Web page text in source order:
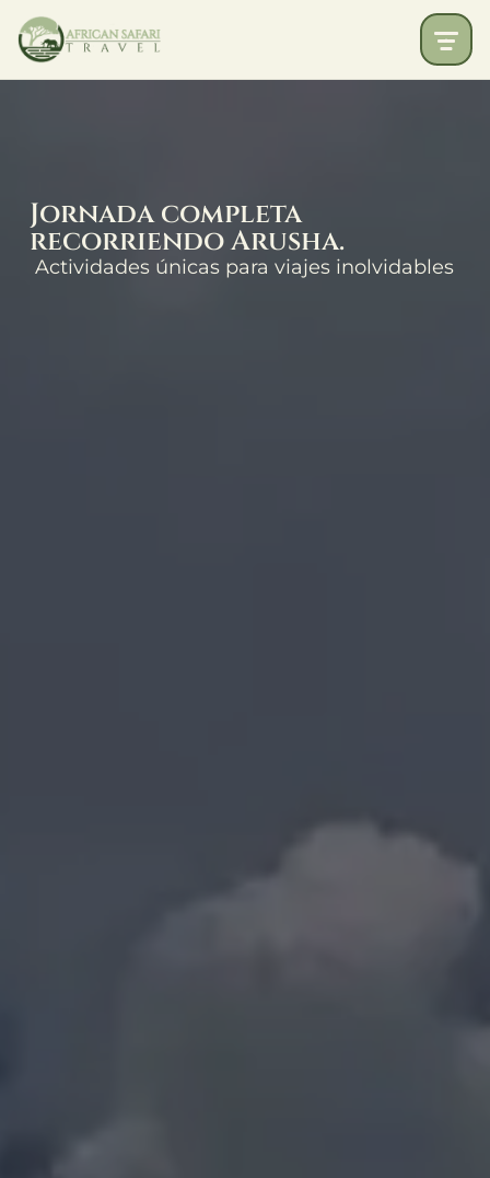
Jornada completa
recorriendo Arusha.
Actividades únicas para viajes inolvidables